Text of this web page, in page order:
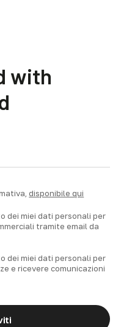
with
disponibile qui
dei miei dati personali per
tramite email da
dei miei dati personali per
e ricevere comunicazioni